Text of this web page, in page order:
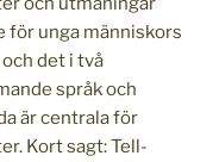
för unga människors
det i två
språk och
är centrala för
Kort sagt: Tell-